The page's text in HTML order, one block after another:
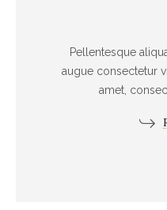
Pellentesque
augue consectetur
amet,